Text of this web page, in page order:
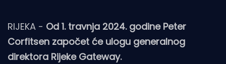
RIJEKA - Od 1. travnja 2024. godine Peter
Corfitsen započet će ulogu generalnog
direktora Rijeke Gateway.